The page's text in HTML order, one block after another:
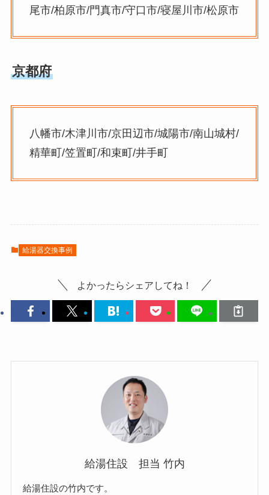
尾市/柏原市/門真市/守口市/寝屋川市/松原市
京都府
八幡市/木津川市/京田辺市/城陽市/南山城村/
精華町/笠置町/和束町/井手町
給湯器交換事例
よかったらシェアしてね！
給湯住設 担当 竹内
給湯住設の竹内です。